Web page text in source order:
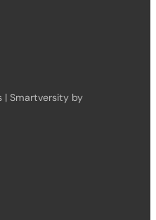
| Smartversity by